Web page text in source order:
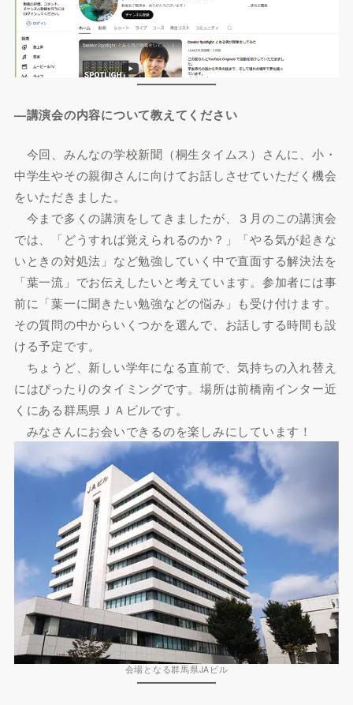
—講演会の内容について教えてください
今回、みんなの学校新聞（桐生タイムス）さんに、小・
中学生やその親御さんに向けてお話しさせていただく機会
をいただきました。
今まで多くの講演をしてきましたが、３月のこの講演会
では、「どうすれば覚えられるのか？」「やる気が起きな
いときの対処法」など勉強していく中で直面する解決法を
「葉一流」でお伝えしたいと考えています。参加者には事
前に「葉一に聞きたい勉強などの悩み」も受け付けます。
その質問の中からいくつかを選んで、お話しする時間も設
ける予定です。
ちょうど、新しい学年になる直前で、気持ちの入れ替え
にはぴったりのタイミングです。場所は前橋南インター近
くにある群馬県ＪＡビルです。
みなさんにお会いできるのを楽しみにしています！
会場となる群馬県JAビル